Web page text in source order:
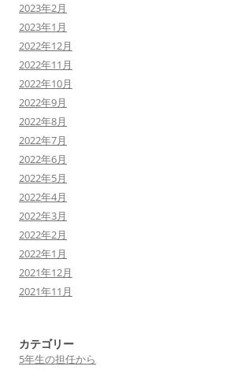
2023年2月
2023年1月
2022年12月
2022年11月
2022年10月
2022年9月
2022年8月
2022年7月
2022年6月
2022年5月
2022年4月
2022年3月
2022年2月
2022年1月
2021年12月
2021年11月
カテゴリー
5年生の担任から